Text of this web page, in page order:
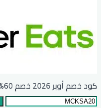
كود خصم أوبر 2026 خصم 60% على مشاويرك القادمة داخل المدينة